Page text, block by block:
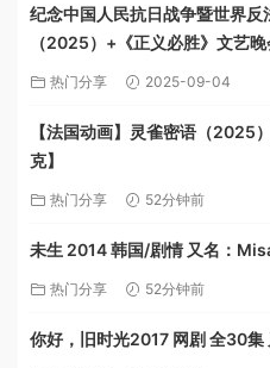
纪念中国人民抗日战争暨世界
（2025）+《正义必胜》文艺
热门分享 2025-09-04
【法国动画】灵雀密语（2025
克】
热门分享 52分钟前
未生 2014 韩国/剧
热门分享 52分钟前
你好，旧时